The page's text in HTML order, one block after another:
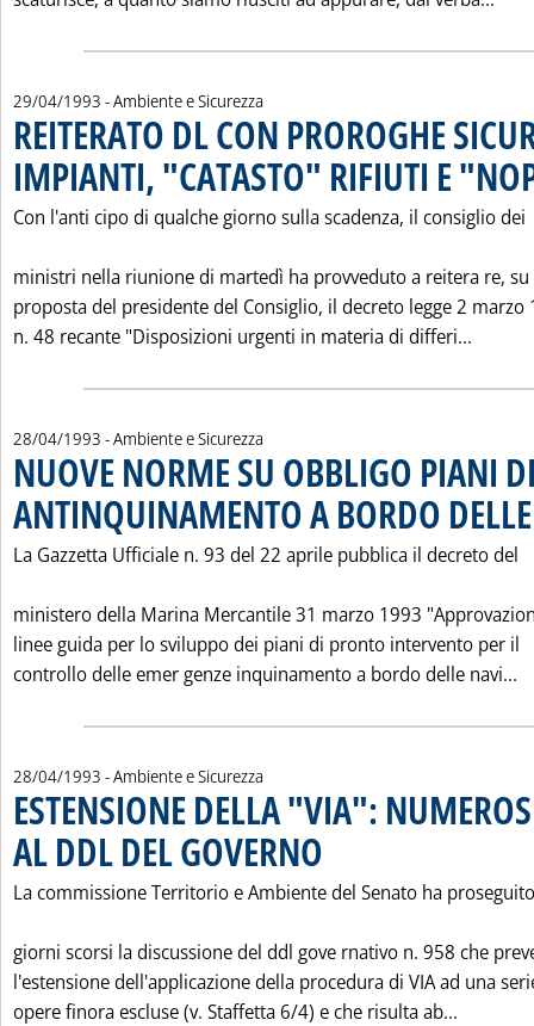
29/04/1993 - Ambiente e Sicurezza
REITERATO DL CON PROROGHE
IMPIANTI, "CATASTO" RIFIUTI E
Con l'anti cipo di qualche giorno sulla scadenza, il consiglio dei
ministri nella riunione di martedì ha provveduto a reitera re, su
proposta del presidente del Consiglio, il decreto legge 2 marzo
n. 48 recante "Disposizioni urgenti in materia di differi...
28/04/1993 - Ambiente e Sicurezza
NUOVE NORME SU OBBLIGO PIANI
ANTINQUINAMENTO A BORDO
La Gazzetta Ufficiale n. 93 del 22 aprile pubblica il decreto del
ministero della Marina Mercantile 31 marzo 1993
linee guida per lo sviluppo dei piani di pronto intervento per il
controllo delle emer genze inquinamento a bordo delle navi...
28/04/1993 - Ambiente e Sicurezza
ESTENSIONE DELLA "VIA":
AL DDL DEL GOVERNO
La commissione Territorio e Ambiente del Senato ha
giorni scorsi la discussione del ddl gove rnativo n. 958 che
l'estensione dell'applicazione della procedura di VIA ad una
opere finora escluse (v. Staffetta 6/4) e che risulta ab...